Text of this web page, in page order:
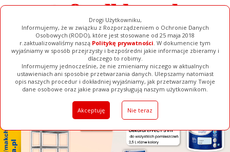
Drogi Użytkowniku,
Informujemy, że w związku z Rozporządzeniem o Ochronie Danych
Osobowych (RODO), które jest stosowane od 25 maja 2018
r.zaktualizowaliśmy naszą Politykę prywatności. W dokumencie tym
wyjaśniamy w sposób przejrzysty i bezpośredni jakie informacje zbieramy i
dlaczego to robimy.
Informujemy jednocześnie, że nie zmieniamy niczego w aktualnych
ustawieniach ani sposobie przetwarzania danych. Ulepszamy natomiast
opis naszych procedur i dokładniej wyjaśniamy, jak przetwarzamy Twoje
dane osobowe oraz jakie prawa przysługują naszym użytkownikom.
Akceptuję Nie teraz
[ ZAMKNIJ ]
Ogłoszenia Filmy Galerie Baza Firm Pełna Wersja